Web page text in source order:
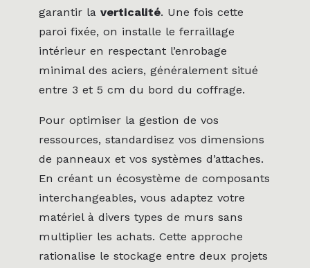
garantir la verticalité. Une fois cette
paroi fixée, on installe le ferraillage
intérieur en respectant l’enrobage
minimal des aciers, généralement situé
entre 3 et 5 cm du bord du coffrage.
Pour optimiser la gestion de vos
ressources, standardisez vos dimensions
de panneaux et vos systèmes d’attaches.
En créant un écosystème de composants
interchangeables, vous adaptez votre
matériel à divers types de murs sans
multiplier les achats. Cette approche
rationalise le stockage entre deux projets